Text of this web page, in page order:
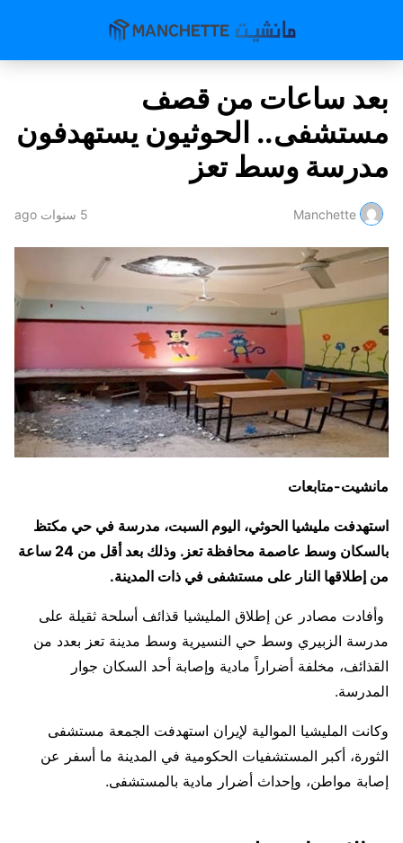
بعد ساعات من قصف
مستشفى.. الحوثيون يستهدفون
مدرسة وسط تعز
Manchette 5 سنوات ago
مانشيت-متابعات
استهدفت مليشيا الحوثي، اليوم السبت، مدرسة في حي مكتظ
بالسكان وسط عاصمة محافظة تعز. وذلك بعد أقل من 24 ساعة
من إطلاقها النار على مستشفى في ذات المدينة.
وأفادت مصادر عن إطلاق المليشيا قذائف أسلحة ثقيلة على
مدرسة الزبيري وسط حي النسيرية وسط مدينة تعز بعدد من
القذائف، مخلفة أضراراً مادية وإصابة أحد السكان جوار
المدرسة.
وكانت المليشيا الموالية لإيران استهدفت الجمعة مستشفى
الثورة، أكبر المستشفيات الحكومية في المدينة ما أسفر عن
إصابة مواطن، وإحداث أضرار مادية بالمستشفى.